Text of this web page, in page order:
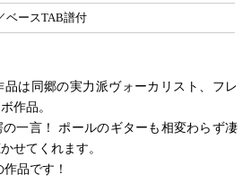
ベースTAB譜付
は同郷の実力派ヴォーカリスト、フレ
作品。
一言！ ポールのギターも相変わらず凄
せてくれます。
品です！